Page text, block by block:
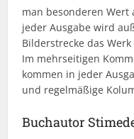
man besonderen
jeder Ausgabe wird
Bilderstrecke das
Im mehrseitigen
kommen in jeder
und regelmäßige
Buchautor